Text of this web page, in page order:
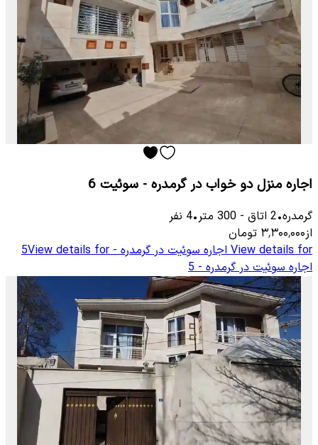
اجاره منزل دو خواب در گرمدره - سوئیت 6
گرمدره•
2 اتاق -
300 متر•
4 نفر
از۳٬۳۰۰٬۰۰۰ تومان
View details for اجاره سوئیت در گرمدره - 5View details for
اجاره سوئیت در گرمدره - 5